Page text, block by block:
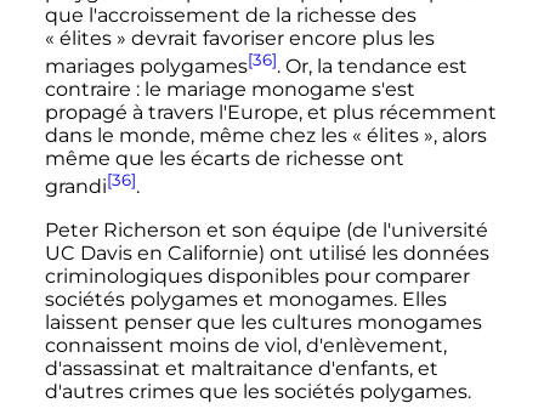
que l'accroissement de la richesse des
« élites » devrait favoriser encore plus les
mariages polygames[36]. Or, la tendance est
contraire : le mariage monogame s'est
propagé à travers l'Europe, et plus récemment
dans le monde, même chez les « élites », alors
même que les écarts de richesse ont
grandi[36].
Peter Richerson et son équipe (de l'université
UC Davis en Californie) ont utilisé les données
criminologiques disponibles pour comparer
sociétés polygames et monogames. Elles
laissent penser que les cultures monogames
connaissent moins de viol, d'enlèvement,
d'assassinat et maltraitance d'enfants, et
d'autres crimes que les sociétés polygames.